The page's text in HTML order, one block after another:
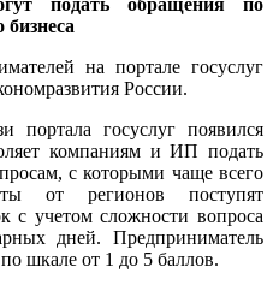
на портале госуслуг
России.
портала госуслуг появился
компаниям и ИП подать
с которыми чаще всего
от регионов поступят
с учетом сложности вопроса
дней. Предприниматель
шкале от 1 до 5 баллов.